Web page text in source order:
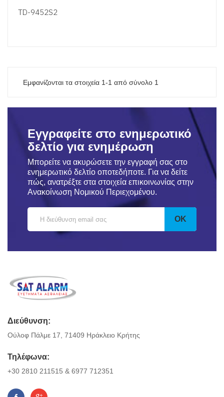
TD-9452S2
Εμφανίζονται τα στοιχεία 1-1 από σύνολο 1
Εγγραφείτε στο ενημερωτικό
δελτίο για ενημέρωση
Μπορείτε να ακυρώσετε την εγγραφή σας στο
ενημερωτικό δελτίο οποτεδήποτε. Για να δείτε
πώς, ανατρέξτε στα στοιχεία επικοινωνίας στην
Ανακοίνωση Νομικού Περιεχομένου.
Διεύθυνση:
Ούλοφ Πάλμε 17, 71409 Ηράκλειο Κρήτης
Τηλέφωνα:
+30 2810 211515 & 6977 712351